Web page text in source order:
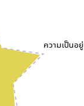
ความเป็นอยู่